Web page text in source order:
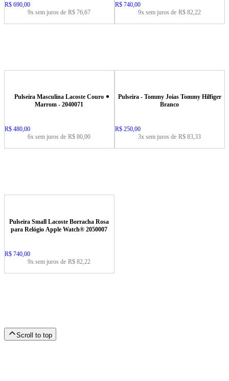
Price:
R$ 690,00
9x sem juros de R$ 76,67
Price:
R$ 740,00
9x sem juros de R$ 82,22
Pulseira Masculina Lacoste Couro
Marrom - 2040071
Price:
R$ 480,00
6x sem juros de R$ 80,00
Pulseira - Tommy Joias Tommy Hilfiger
Branco
Price:
R$ 250,00
3x sem juros de R$ 83,33
Pulseira Small Lacoste Borracha Rosa
para Relógio Apple Watch® 2050007
Price:
R$ 740,00
9x sem juros de R$ 82,22
Scroll to top